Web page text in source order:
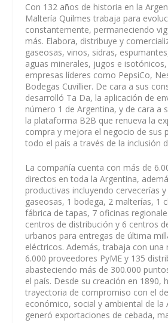
Con 132 años de historia en la
Maltería Quilmes trabaja para
constantemente, permaneciendo
más. Elabora, distribuye y
gaseosas, vinos, sidras,
aguas minerales, jugos e
empresas líderes como PepsiCo,
Bodegas Cuvillier. De cara a sus
desarrolló Ta Da, la aplicación de
número 1 de Argentina, y de cara a
la plataforma B2B que renueva la
compra y mejora el negocio de sus
todo el país a través de la inclusión
La compañía cuenta con más de
directos en toda la Argentina,
productivas incluyendo cervecerías
gaseosas, 1 bodega, 2 malterías, 1
fábrica de tapas, 7 oficinas
centros de distribución y 6 centros
urbanos para entregas de última
eléctricos. Además, trabaja con una
6.000 proveedores PyME y 135
abasteciendo más de 300.000
el país. Desde su creación en 1890,
trayectoria de compromiso con el
económico, social y ambiental de la
generó exportaciones de cebada,